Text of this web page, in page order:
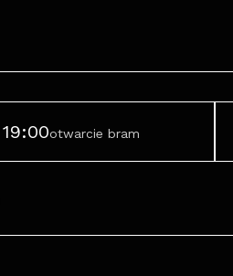
19:00otwarcie bram